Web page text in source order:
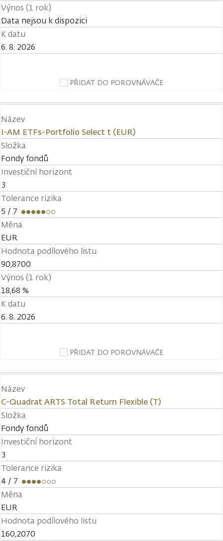
Výnos (1 rok)
Data nejsou k dispozici
K datu
6. 8. 2026
PŘIDAT DO POROVNÁVAČE
Název
I-AM ETFs-Portfolio Select t (EUR)
Složka
Fondy fondů
Investiční horizont
3
Tolerance rizika
5 / 7
Měna
EUR
Hodnota podílového listu
90,8700
Výnos (1 rok)
18,68 %
K datu
6. 8. 2026
PŘIDAT DO POROVNÁVAČE
Název
C-Quadrat ARTS Total Return Flexible (T)
Složka
Fondy fondů
Investiční horizont
3
Tolerance rizika
4 / 7
Měna
EUR
Hodnota podílového listu
160,2070